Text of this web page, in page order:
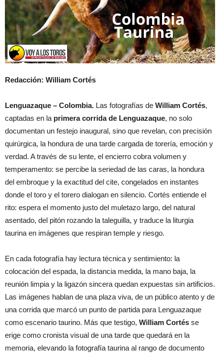
Redacción: William Cortés
Lenguazaque – Colombia. Las fotografías de William Cortés,
captadas en la primera corrida de Lenguazaque, no solo
documentan un festejo inaugural, sino que revelan, con precisión
quirúrgica, la hondura de una tarde cargada de torería, emoción y
verdad. A través de su lente, el encierro cobra volumen y
temperamento: se percibe la seriedad de las caras, la hondura
del embroque y la exactitud del cite, congelados en instantes
donde el toro y el torero dialogan en silencio. Cortés entiende el
rito: espera el momento justo del muletazo largo, del natural
asentado, del pitón rozando la taleguilla, y traduce la liturgia
taurina en imágenes que respiran temple y riesgo.
En cada fotografía hay lectura técnica y sentimiento: la
colocación del espada, la distancia medida, la mano baja, la
reunión limpia y la ligazón sincera quedan expuestas sin artificios.
Las imágenes hablan de una plaza viva, de un público atento y de
una corrida que marcó un punto de partida para Lenguazaque
como escenario taurino. Más que testigo, William Cortés se
erige como cronista visual de una tarde que quedará en la
memoria, elevando la fotografía taurina al rango de documento